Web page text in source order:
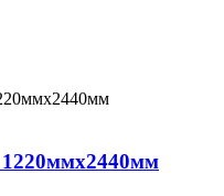
1220ммх2440мм